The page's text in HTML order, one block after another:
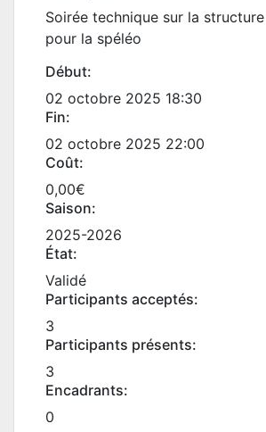
Soirée technique sur la
pour la spéléo
Début:
02 octobre 2025 18:30
Fin:
02 octobre 2025 22:00
Coût:
0,00€
Saison:
2025-2026
État:
Validé
Participants acceptés:
3
Participants présents:
3
Encadrants:
0